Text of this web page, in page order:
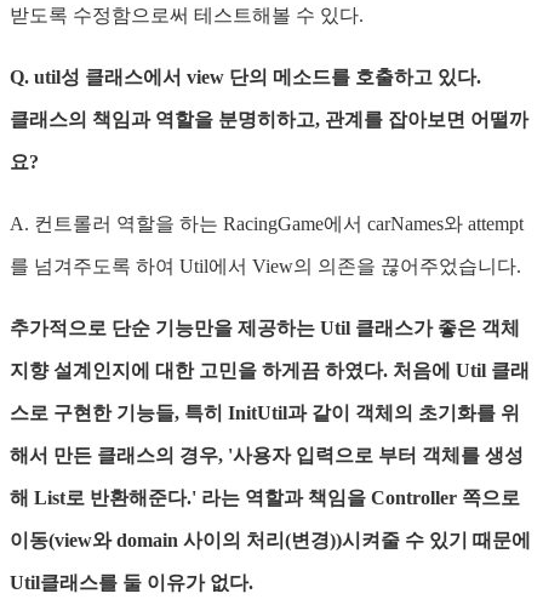
받도록 수정함으로써 테스트해볼 수 있다.
Q. util성 클래스에서 view 단의 메소드를 호출하고 있다.
클래스의 책임과 역할을 분명히하고, 관계를 잡아보면 어떨까
요?
A. 컨트롤러 역할을 하는 RacingGame에서 carNames와 attempt
를 넘겨주도록 하여 Util에서 View의 의존을 끊어주었습니다.
추가적으로 단순 기능만을 제공하는 Util 클래스가 좋은 객체
지향 설계인지에 대한 고민을 하게끔 하였다. 처음에 Util 클래
스로 구현한 기능들, 특히 InitUtil과 같이 객체의 초기화를 위
해서 만든 클래스의 경우, '사용자 입력으로 부터 객체를 생성
해 List로 반환해준다.' 라는 역할과 책임을 Controller 쪽으로
이동(view와 domain 사이의 처리(변경))시켜줄 수 있기 때문에
Util클래스를 둘 이유가 없다.